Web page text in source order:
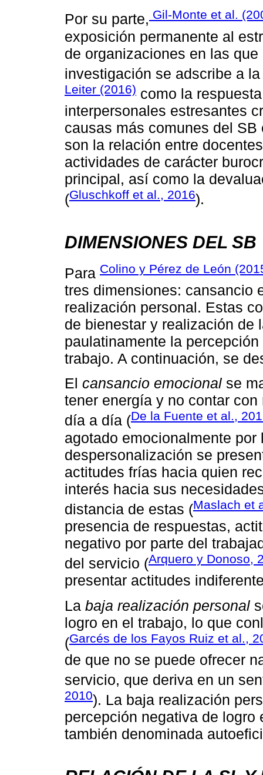
Por su parte, Gil-Monte et al.
exposición permanente al
de organizaciones en las
investigación se adscribe a
Leiter (2016) como la
interpersonales estresantes
causas más comunes del
son la relación entre
actividades de carácter
principal, así como la
(Gluschkoff et al., 2016).
DIMENSIONES DEL SB
Para Colino y Pérez de León
tres dimensiones: cansancio
realización personal. Estas
de bienestar y realización de
paulatinamente la
trabajo. A continuación, se
El cansancio emocional se
tener energía y no contar
día a día (De la Fuente et al.,
agotado emocionalmente
despersonalización se
actitudes frías hacia quien
interés hacia sus
distancia de estas (Maslach et
presencia de respuestas,
negativo por parte del
del servicio (Arquero y Donoso,
presentar actitudes
La baja realización personal
logro en el trabajo, lo que
(Garcés de los Fayos Ruiz et al.,
de que no se puede ofrecer
servicio, que deriva en un
2010). La baja realización
percepción negativa de logro
también denominada